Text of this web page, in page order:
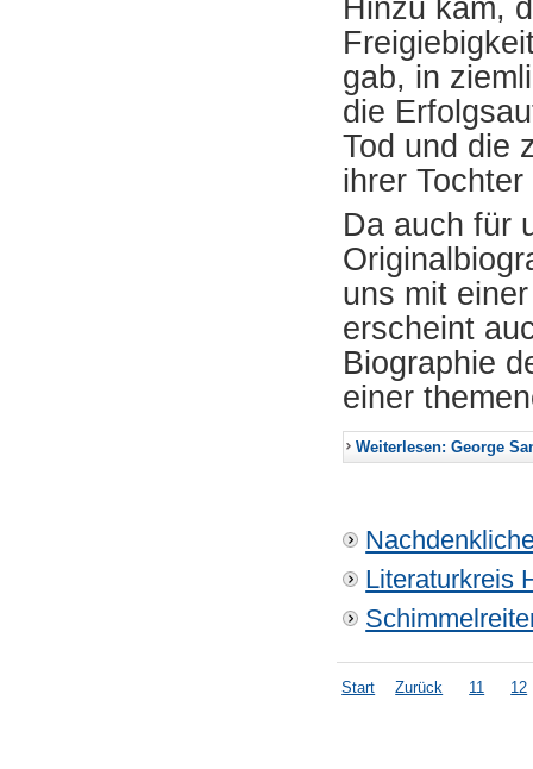
Hinzu kam,
gab, in
die
Tod und die
ihrer
Da auch für
uns mit
erscheint
Biographie
einer
Weiterlesen: George
Literaturkreis
Start Zurück 11 12